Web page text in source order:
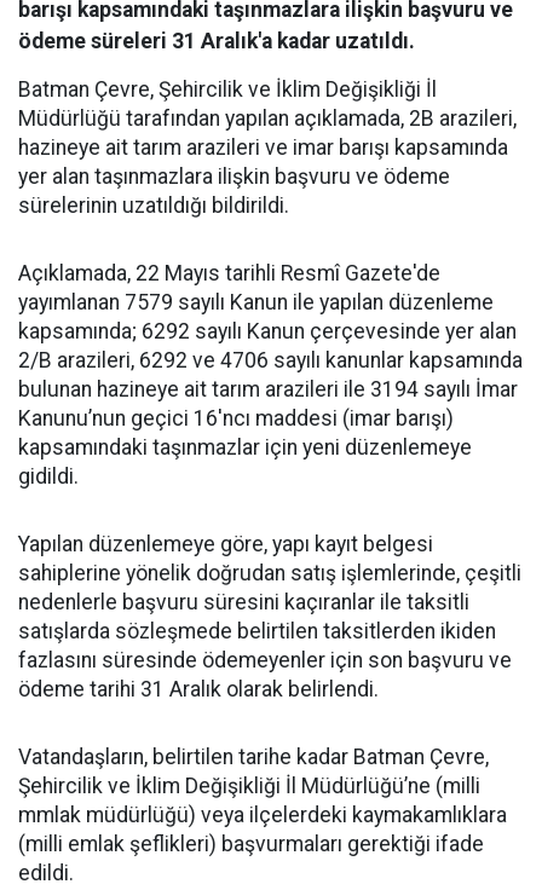
barışı kapsamındaki taşınmazlara ilişkin başvuru ve
ödeme süreleri 31 Aralık'a kadar uzatıldı.
Batman Çevre, Şehircilik ve İklim Değişikliği İl
Müdürlüğü tarafından yapılan açıklamada, 2B arazileri,
hazineye ait tarım arazileri ve imar barışı kapsamında
yer alan taşınmazlara ilişkin başvuru ve ödeme
sürelerinin uzatıldığı bildirildi.
Açıklamada, 22 Mayıs tarihli Resmî Gazete'de
yayımlanan 7579 sayılı Kanun ile yapılan düzenleme
kapsamında; 6292 sayılı Kanun çerçevesinde yer alan
2/B arazileri, 6292 ve 4706 sayılı kanunlar kapsamında
bulunan hazineye ait tarım arazileri ile 3194 sayılı İmar
Kanunu’nun geçici 16'ncı maddesi (imar barışı)
kapsamındaki taşınmazlar için yeni düzenlemeye
gidildi.
Yapılan düzenlemeye göre, yapı kayıt belgesi
sahiplerine yönelik doğrudan satış işlemlerinde, çeşitli
nedenlerle başvuru süresini kaçıranlar ile taksitli
satışlarda sözleşmede belirtilen taksitlerden ikiden
fazlasını süresinde ödemeyenler için son başvuru ve
ödeme tarihi 31 Aralık olarak belirlendi.
Vatandaşların, belirtilen tarihe kadar Batman Çevre,
Şehircilik ve İklim Değişikliği İl Müdürlüğü’ne (milli
mmlak müdürlüğü) veya ilçelerdeki kaymakamlıklara
(milli emlak şeflikleri) başvurmaları gerektiği ifade
edildi.